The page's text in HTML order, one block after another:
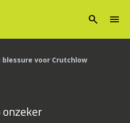
search menu
blessure voor Crutchlow